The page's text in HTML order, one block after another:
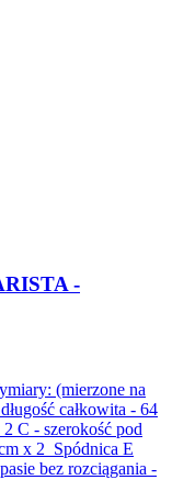
-
(mierzone na
całkowita - 64
C - szerokość pod
x 2 Spódnica E
bez rozciągania -